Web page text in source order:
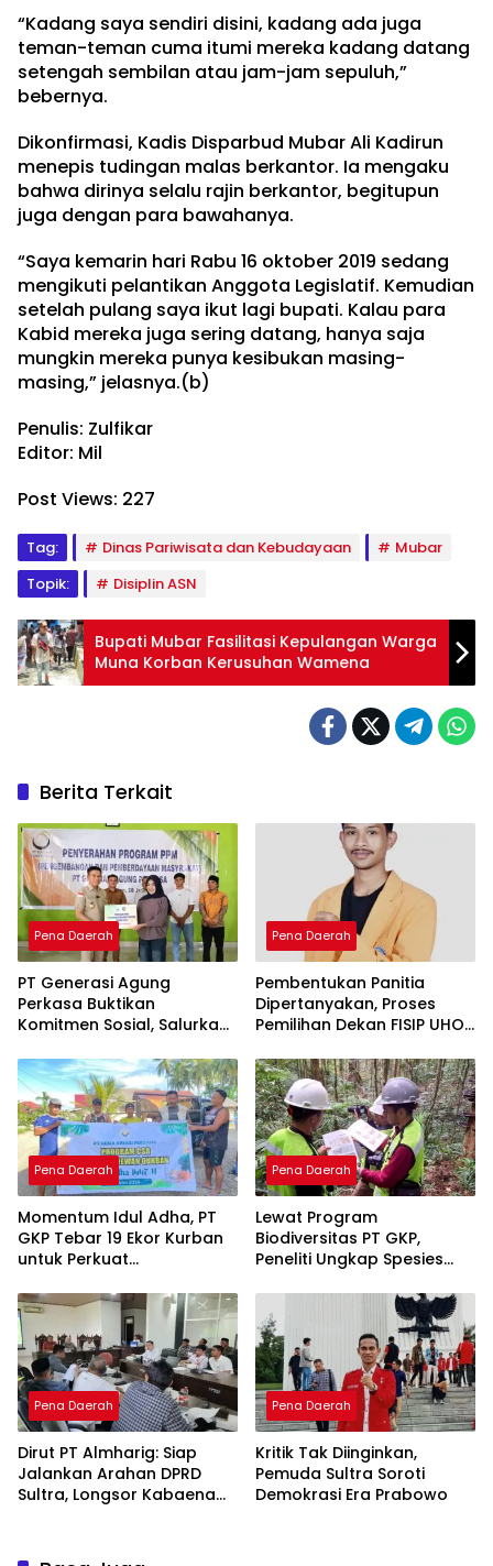
“Kadang saya sendiri disini, kadang ada juga
teman-teman cuma itumi mereka kadang datang
setengah sembilan atau jam-jam sepuluh,”
bebernya.
Dikonfirmasi, Kadis Disparbud Mubar Ali Kadirun
menepis tudingan malas berkantor. Ia mengaku
bahwa dirinya selalu rajin berkantor, begitupun
juga dengan para bawahanya.
“Saya kemarin hari Rabu 16 oktober 2019 sedang
mengikuti pelantikan Anggota Legislatif. Kemudian
setelah pulang saya ikut lagi bupati. Kalau para
Kabid mereka juga sering datang, hanya saja
mungkin mereka punya kesibukan masing-
masing,” jelasnya.(b)
Penulis: Zulfikar
Editor: Mil
Post Views: 227
Tag: Dinas Pariwisata dan Kebudayaan
Mubar
Topik:
Disiplin ASN
Bupati Mubar Fasilitasi Kepulangan Warga
Muna Korban Kerusuhan Wamena
Berita Terkait
Pena Daerah
PT Generasi Agung
Perkasa Buktikan
Komitmen Sosial, Salurkan
Masyarakat Lingkar
Tambang
Pena Daerah
Pembentukan Panitia
Dipertanyakan, Proses
Pemilihan Dekan FISIP UHO
Pena Daerah
Momentum Idul Adha, PT
GKP Tebar 19 Ekor Kurban
untuk Perkuat
Pena Daerah
Lewat Program
Biodiversitas PT GKP,
Peneliti Ungkap Spesies
Pena Daerah
Dirut PT Almharig: Siap
Jalankan Arahan DPRD
Sultra, Longsor Kabaena
Pena Daerah
Kritik Tak Diinginkan,
Pemuda Sultra Soroti
Demokrasi Era Prabowo